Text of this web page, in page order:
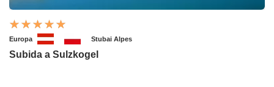
Europa Stubai Alpes
Subida a Sulzkogel